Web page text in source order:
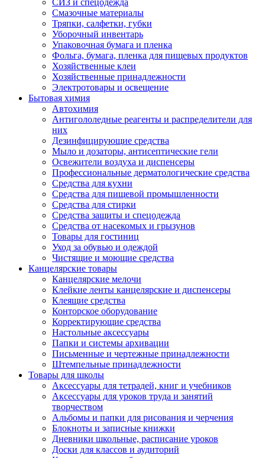
СИЗ и спецодежда
Смазочные материалы
Тряпки, салфетки, губки
Уборочный инвентарь
Упаковочная бумага и пленка
Фольга, бумага, пленка для пищевых продуктов
Хозяйственные клеи
Хозяйственные принадлежности
Электротовары и освещение
Бытовая химия
Автохимия
Антигололедные реагенты и распределители для
них
Дезинфицирующие средства
Мыло и дозаторы, антисептические гели
Освежители воздуха и диспенсеры
Профессиональные дерматологические средства
Средства для кухни
Средства для пищевой промышленности
Средства для стирки
Средства защиты и спецодежда
Средства от насекомых и грызунов
Товары для гостиниц
Уход за обувью и одеждой
Чистящие и моющие средства
Канцелярские товары
Канцелярские мелочи
Клейкие ленты канцелярские и диспенсеры
Клеящие средства
Конторское оборудование
Корректирующие средства
Настольные аксессуары
Папки и системы архивации
Письменные и чертежные принадлежности
Штемпельные принадлежности
Товары для школы
Аксессуары для тетрадей, книг и учебников
Аксессуары для уроков труда и занятий
творчеством
Альбомы и папки для рисования и черчения
Блокноты и записные книжки
Дневники школьные, расписание уроков
Доски для классов и аудиторий